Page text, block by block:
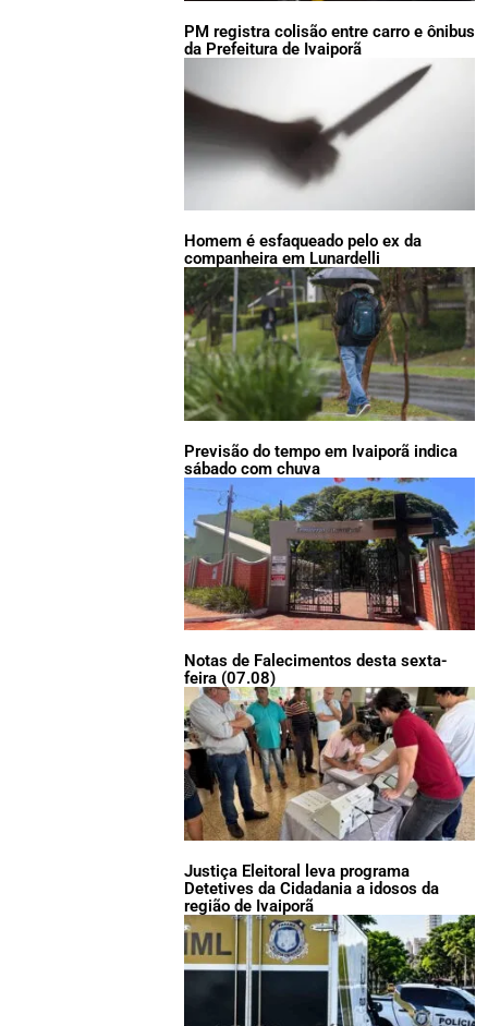
PM registra colisão entre carro e ônibus
da Prefeitura de Ivaiporã
Homem é esfaqueado pelo ex da
companheira em Lunardelli
Previsão do tempo em Ivaiporã indica
sábado com chuva
Notas de Falecimentos desta sexta-
feira (07.08)
Justiça Eleitoral leva programa
Detetives da Cidadania a idosos da
região de Ivaiporã